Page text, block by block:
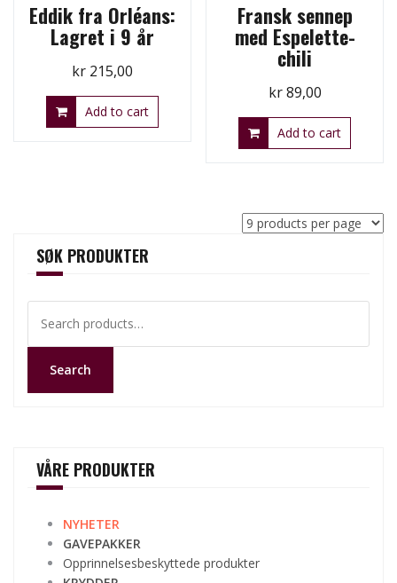
Eddik fra Orléans:
Lagret i 9 år
kr215,00
Add to cart
Fransk sennep
med Espelette-
chili
kr89,00
Add to cart
SØK PRODUKTER
for:
Search
VÅRE PRODUKTER
NYHETER
GAVEPAKKER
Opprinnelsesbeskyttede produkter